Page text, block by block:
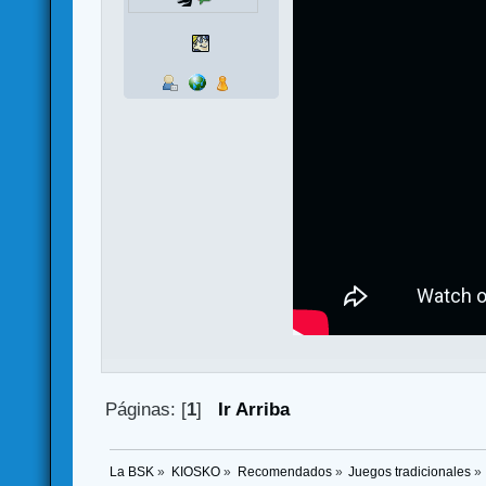
Páginas: [1] Ir Arriba
La BSK » KIOSKO» Recomendados» Juegos tradicionales »